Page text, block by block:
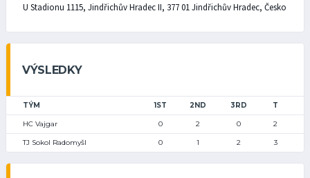
U Stadionu 1115, Jindřichův Hradec II, 377 01 Jindřichův Hradec, Česko
VÝSLEDKY
TÝM 1ST 2ND 3RD T
HC Vajgar 0 2 0 2
TJ Sokol Radomyšl 0 1 2 3